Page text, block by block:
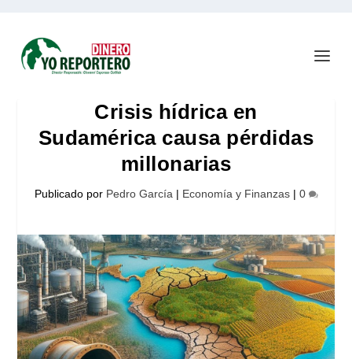
Crisis hídrica en
Sudamérica causa pérdidas
millonarias
Publicado por Pedro García | Economía y Finanzas| 0